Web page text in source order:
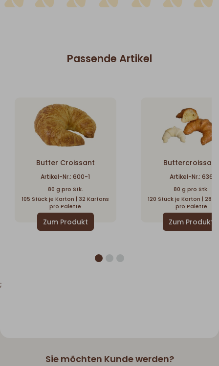
Passende Artikel
Butter Croissant
Artikel-Nr.: 600-1
80 g pro Stk.
105 Stück je Karton | 32 Kartons
pro Palette
Buttercroissant
Artikel-Nr.: 636
80 g pro Stk.
120 Stück je Karton | 28
pro Palette
;
Sie möchten Kunde werden?